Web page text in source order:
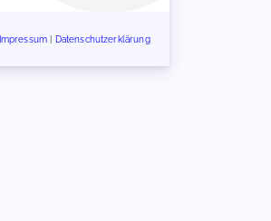
Impressum Datenschutzerklärung